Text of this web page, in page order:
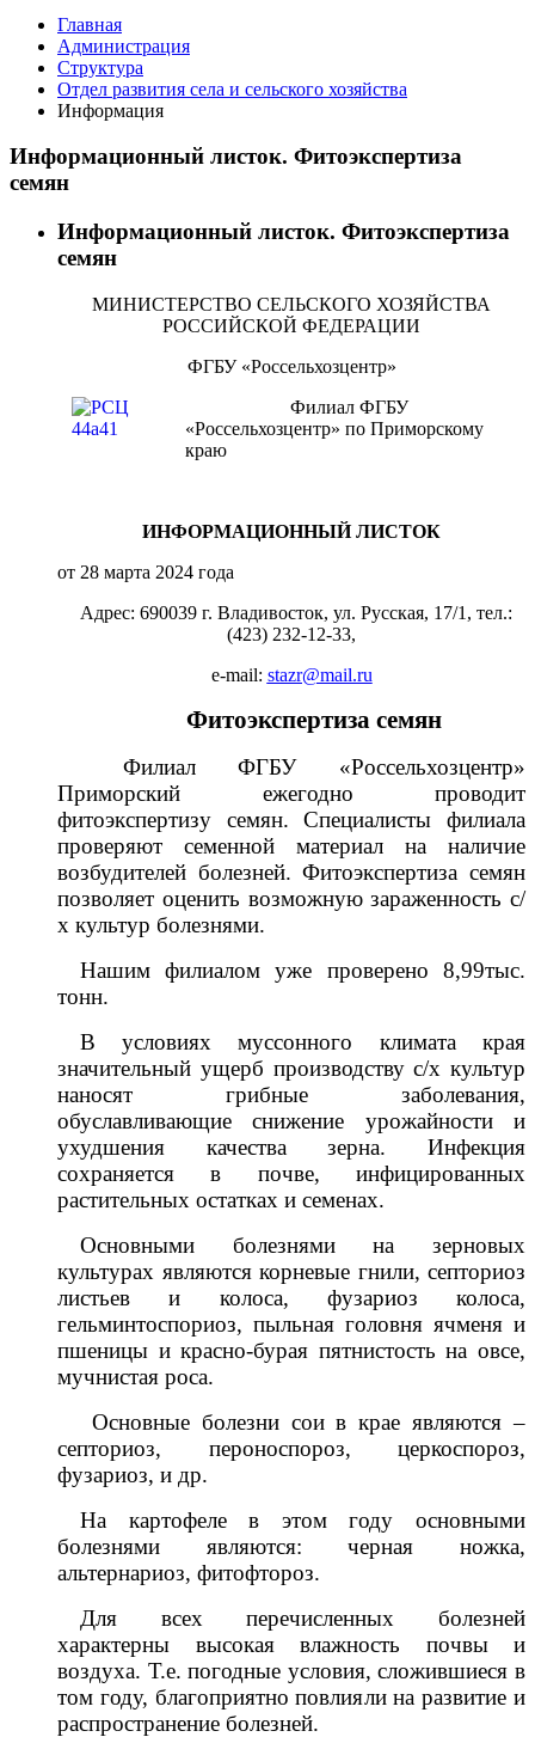
Главная
Администрация
Структура
Отдел развития села и сельского хозяйства
Информация
Информационный листок. Фитоэкспертиза
семян
Информационный листок. Фитоэкспертиза
семян
МИНИСТЕРСТВО СЕЛЬСКОГО ХОЗЯЙСТВА
РОССИЙСКОЙ ФЕДЕРАЦИИ
ФГБУ «Россельхозцентр»
Филиал ФГБУ
«Россельхозцентр» по Приморскому
краю
ИНФОРМАЦИОННЫЙ ЛИСТОК
от 28 марта 2024 года
Адрес: 690039 г. Владивосток, ул. Русская, 17/1, тел.:
(423) 232-12-33,
e-mail: stazr@mail.ru
Фитоэкспертиза семян
Филиал ФГБУ «Россельхозцентр»
Приморский ежегодно проводит
фитоэкспертизу семян. Специалисты филиала
проверяют семенной материал на наличие
возбудителей болезней. Фитоэкспертиза семян
позволяет оценить возможную зараженность с/
х культур болезнями.
Нашим филиалом уже проверено 8,99тыс.
тонн.
В условиях муссонного климата края
значительный ущерб производству с/х культур
наносят грибные заболевания,
обуславливающие снижение урожайности и
ухудшения качества зерна. Инфекция
сохраняется в почве, инфицированных
растительных остатках и семенах.
Основными болезнями на зерновых
культурах являются корневые гнили, септориоз
листьев и колоса, фузариоз колоса,
гельминтоспориоз, пыльная головня ячменя и
пшеницы и красно-бурая пятнистость на овсе,
мучнистая роса.
Основные болезни сои в крае являются –
септориоз, пероноспороз, церкоспороз,
фузариоз, и др.
На картофеле в этом году основными
болезнями являются: черная ножка,
альтернариоз, фитофтороз.
Для всех перечисленных болезней
характерны высокая влажность почвы и
воздуха. Т.е. погодные условия, сложившиеся в
том году, благоприятно повлияли на развитие и
распространение болезней.